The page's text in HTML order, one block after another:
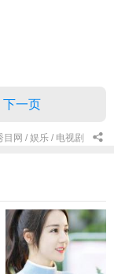
下一页
目网 / 娱乐 / 电视剧